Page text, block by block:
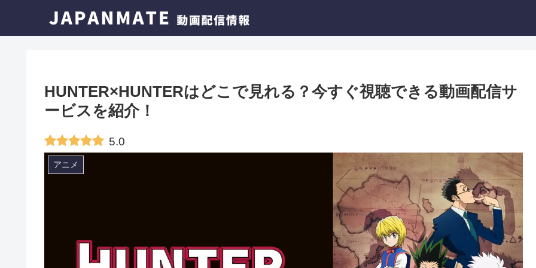
HUNTER×HUNTERはどこで見れる？今すぐ視聴できる動画配信サ
ービスを紹介！
5.0
アニメ